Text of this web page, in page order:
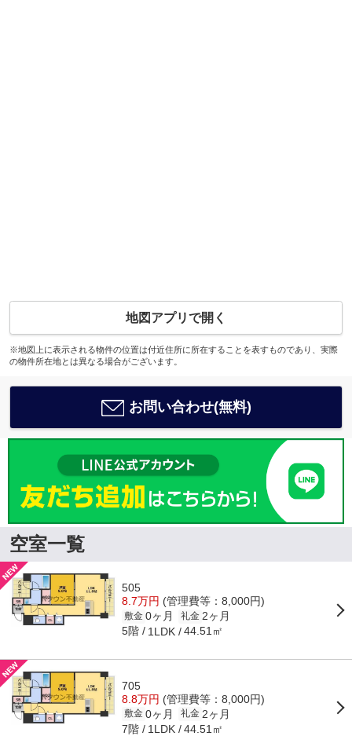
地図アプリで開く
※地図上に表示される物件の位置は付近住所に所在することを表すものであり、実際
の物件所在地とは異なる場合がございます。
お問い合わせ(無料)
空室一覧
505
8.7万円 (管理費等：8,000円)
敷金 0ヶ月 礼金 2ヶ月
5階 1LDK 44.51㎡
705
8.8万円 (管理費等：8,000円)
敷金 0ヶ月 礼金 2ヶ月
7階 1LDK 44.51㎡